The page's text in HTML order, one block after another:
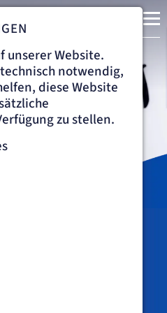
unserer Website.
notwendig,
diese Website
zu stellen.